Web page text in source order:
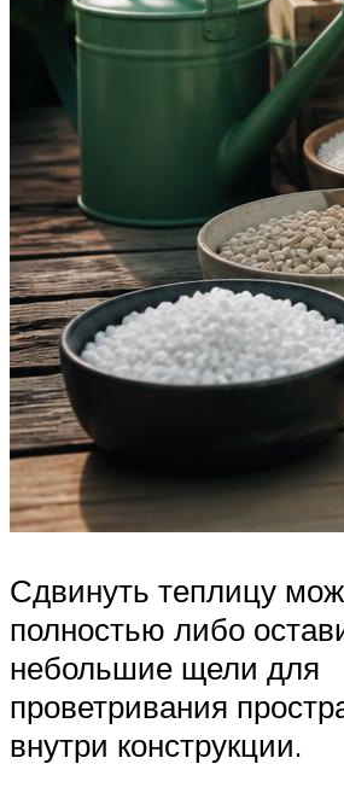
Сдвинуть теплицу
полностью либо
небольшие щели для
проветривания
внутри конструкции.